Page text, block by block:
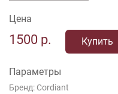
Цена
1500 р. Купить
Параметры
Бренд: Cordiant